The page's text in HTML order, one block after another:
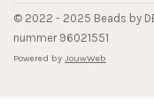
© 2022 - 2025 Beads by
nummer 96021551
Powered by JouwWeb